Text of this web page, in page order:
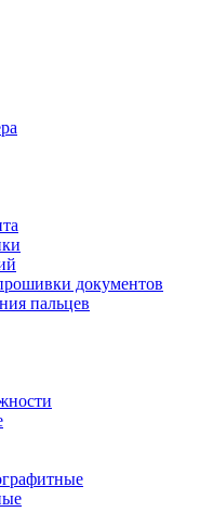
документов
пальцев